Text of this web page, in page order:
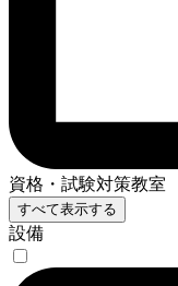
資格・試験対策教室
すべて表示する
設備